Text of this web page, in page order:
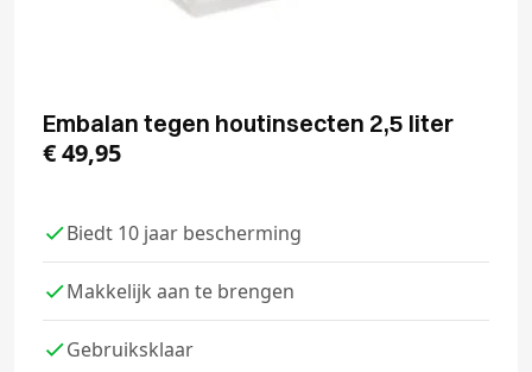
Embalan tegen houtinsecten 2,5 liter
€49,95
Biedt 10 jaar bescherming
Makkelijk aan te brengen
Gebruiksklaar